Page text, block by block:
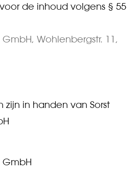
de inhoud volgens § 55
Wohlenbergstr. 11,
in handen van Sorst
GmbH